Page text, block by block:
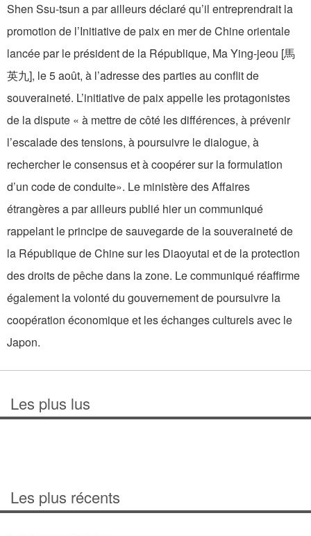
Shen Ssu-tsun a par ailleurs déclaré qu’il entreprendrait la
promotion de l’Initiative de paix en mer de Chine orientale
lancée par le président de la République, Ma Ying-jeou [馬
英九], le 5 août, à l’adresse des parties au conflit de
souveraineté. L’initiative de paix appelle les protagonistes
de la dispute « à mettre de côté les différences, à prévenir
l’escalade des tensions, à poursuivre le dialogue, à
rechercher le consensus et à coopérer sur la formulation
d’un code de conduite». Le ministère des Affaires
étrangères a par ailleurs publié hier un communiqué
rappelant le principe de sauvegarde de la souveraineté de
la République de Chine sur les Diaoyutai et de la protection
des droits de pêche dans la zone. Le communiqué réaffirme
également la volonté du gouvernement de poursuivre la
coopération économique et les échanges culturels avec le
Japon.
Les plus lus
Les plus récents